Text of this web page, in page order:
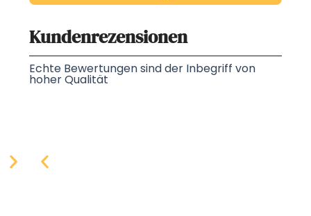
Kundenrezensionen
Echte Bewertungen sind der Inbegriff von
hoher Qualität